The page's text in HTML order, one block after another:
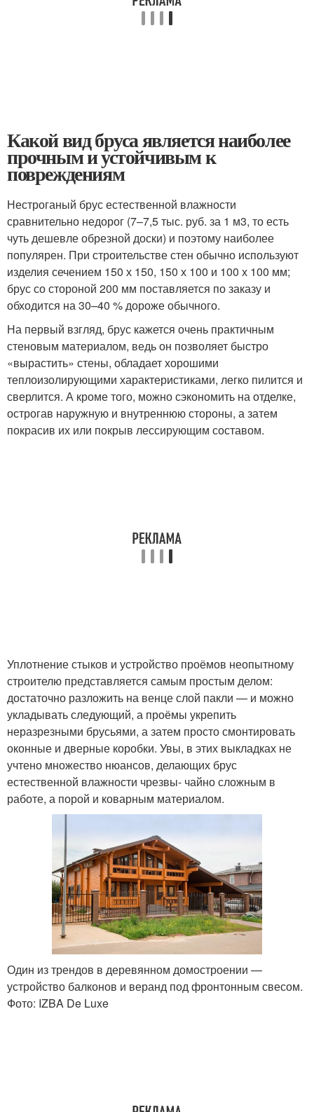
Какой вид бруса является наиболее
прочным и устойчивым к
повреждениям
Нестроганый брус естественной влажности
сравнительно недорог (7–7,5 тыс. руб. за 1 м3, то есть
чуть дешевле обрезной доски) и поэтому наиболее
популярен. При строительстве стен обычно используют
изделия сечением 150 х 150, 150 х 100 и 100 х 100 мм;
брус со стороной 200 мм поставляется по заказу и
обходится на 30–40 % дороже обычного.
На первый взгляд, брус кажется очень практичным
стеновым материалом, ведь он позволяет быстро
«вырастить» стены, обладает хорошими
теплоизолирующими характеристиками, легко пилится и
сверлится. А кроме того, можно сэкономить на отделке,
острогав наружную и внутреннюю стороны, а затем
покрасив их или покрыв лессирующим составом.
Уплотнение стыков и устройство проёмов неопытному
строителю представляется самым простым делом:
достаточно разложить на венце слой пакли — и можно
укладывать следующий, а проёмы укрепить
неразрезными брусьями, а затем просто смонтировать
оконные и дверные коробки. Увы, в этих выкладках не
учтено множество нюансов, делающих брус
естественной влажности чрезвы- чайно сложным в
работе, а порой и коварным материалом.
Один из трендов в деревянном домостроении —
устройство балконов и веранд под фронтонным свесом.
Фото: IZBA De Luxe